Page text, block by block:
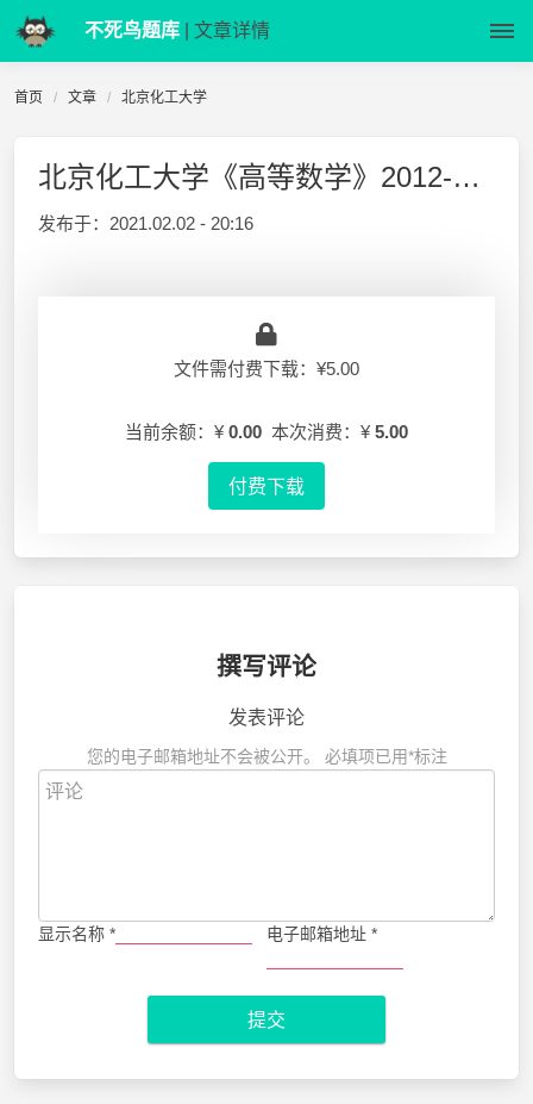
不死鸟题库 | 文章详情
首页 文章 北京化工大学
北京化工大学《高等数学》2012-2014 期末试卷 经管类
发布于： 2021.02.02 - 20:16
文件需付费下载：¥5.00
当前余额：¥ 0.00 本次消费：¥ 5.00
付费下载
撰写评论
发表评论
您的电子邮箱地址不会被公开。 必填项已用*标注
显示名称 * 电子邮箱地址 *
提交